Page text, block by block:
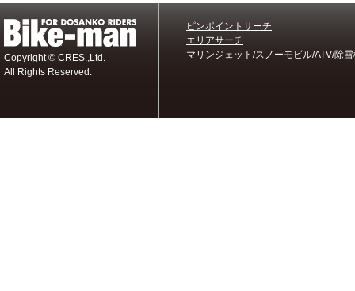
Copyright © CRES.,Ltd.
All Rights Reserved.
ピンポイントサーチ
エリアサーチ
マリンジェット/スノーモビル/ATV/除